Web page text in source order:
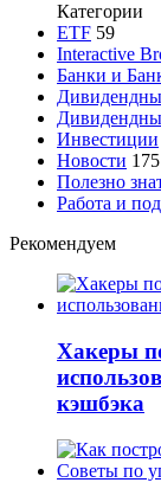
Категории
ETF 59
Interactive
Банки и
Инвестиции
Новости 175
Полезно
Работа и
Рекомендуем
Хакеры
кэшбэка